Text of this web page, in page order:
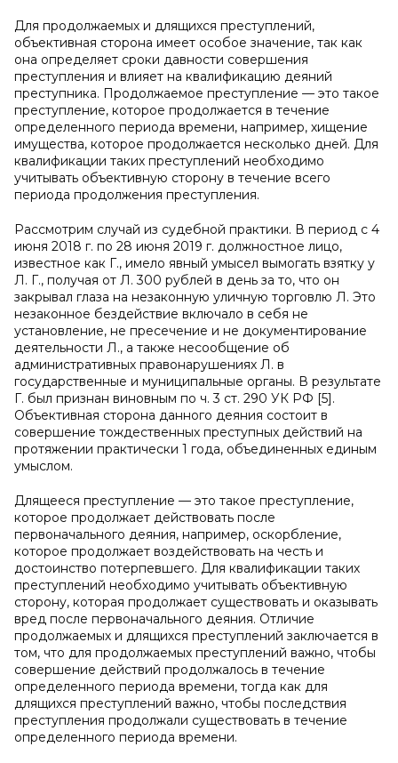
Для продолжаемых и длящихся преступлений,
объективная сторона имеет особое значение, так как
она определяет сроки давности совершения
преступления и влияет на квалификацию деяний
преступника. Продолжаемое преступление — это такое
преступление, которое продолжается в течение
определенного периода времени, например, хищение
имущества, которое продолжается несколько дней. Для
квалификации таких преступлений необходимо
учитывать объективную сторону в течение всего
периода продолжения преступления.
Рассмотрим случай из судебной практики. В период с 4
июня 2018 г. по 28 июня 2019 г. должностное лицо,
известное как Г., имело явный умысел вымогать взятку у
Л. Г., получая от Л. 300 рублей в день за то, что он
закрывал глаза на незаконную уличную торговлю Л. Это
незаконное бездействие включало в себя не
установление, не пресечение и не документирование
деятельности Л., а также несообщение об
административных правонарушениях Л. в
государственные и муниципальные органы. В результате
Г. был признан виновным по ч. 3 ст. 290 УК РФ [5].
Объективная сторона данного деяния состоит в
совершение тождественных преступных действий на
протяжении практически 1 года, объединенных единым
умыслом.
Длящееся преступление — это такое преступление,
которое продолжает действовать после
первоначального деяния, например, оскорбление,
которое продолжает воздействовать на честь и
достоинство потерпевшего. Для квалификации таких
преступлений необходимо учитывать объективную
сторону, которая продолжает существовать и оказывать
вред после первоначального деяния. Отличие
продолжаемых и длящихся преступлений заключается в
том, что для продолжаемых преступлений важно, чтобы
совершение действий продолжалось в течение
определенного периода времени, тогда как для
длящихся преступлений важно, чтобы последствия
преступления продолжали существовать в течение
определенного периода времени.